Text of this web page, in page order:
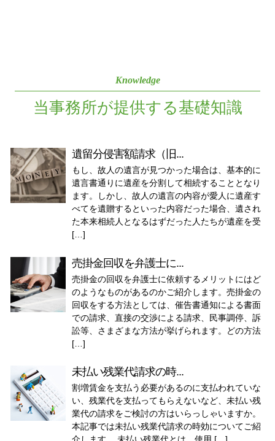
Knowledge
当事務所が提供する基礎知識
遺留分侵害額請求（旧...
もし、故人の遺言が見つかった場合は、基本的に
遺言書通りに遺産を分割して相続することとなり
ます。しかし、故人の遺言の内容が愛人に遺産す
べてを遺贈するといった内容だった場合、遺され
た本来相続人となるはずだった人たちが遺産を受
[…]
売掛金回収を弁護士に...
売掛金の回収を弁護士に依頼するメリットにはど
のようなものがあるのかご紹介します。売掛金の
回収をする方法としては、催告書通知による書面
での請求、直接の交渉による請求、民事調停、訴
訟等、さまざまな方法が挙げられます。どの方法
[…]
未払い残業代請求の時...
割増賃金を支払う必要があるのに支払われていな
い、残業代を支払ってもらえないなど、未払い残
業代の請求をご検討の方はいらっしゃいますか。
本記事では未払い残業代請求の時効についてご紹